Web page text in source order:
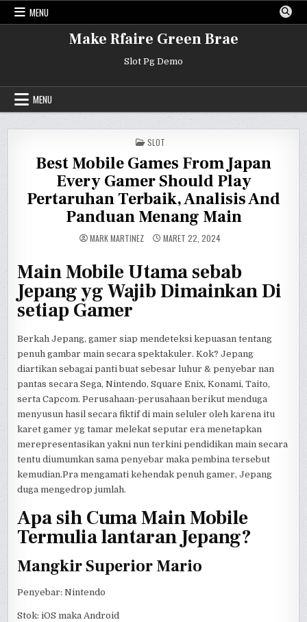
Skip
MENU
Make Rfaire Green Brae
Slot Pg Demo
MENU
POSTED
IN
SLOT
Best Mobile Games From Japan
Every Gamer Should Play
Pertaruhan Terbaik, Analisis And
Panduan Menang Main
MARK MARTINEZ MARET 22, 2024
Main Mobile Utama sebab
Jepang yg Wajib Dimainkan Di
setiap Gamer
Berkah Jepang, gamer siap mendeteksi kepuasan tentang
penuh gambar main secara spektakuler. Kok? Jepang
diartikan sebagai panti buat sebesar luhur & penyebar nan
pantas secara Sega, Nintendo, Square Enix, Konami, Taito,
serta Capcom. Perusahaan-perusahaan berikut menduga
menyusun hasil secara fiktif di main seluler oleh karena itu
karet gamer yg tamar melekat seputar era menetapkan
merepresentasikan yakni nun terkini pendidikan main secara
tentu diumumkan sama penyebar maka pembina tersebut
kemudian.Pra mengamati kehendak penuh gamer, Jepang
duga mengedrop jumlah.
Apa sih Cuma Main Mobile
Termulia lantaran Jepang?
Mangkir Superior Mario
Penyebar: Nintendo
Stok: iOS maka Android